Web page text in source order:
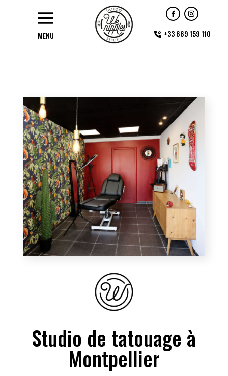
+33 669 159 110
Studio de tatouage à
Montpellier